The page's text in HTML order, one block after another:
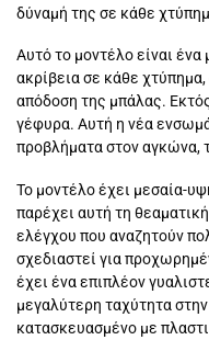
δύναμή της σε κάθε
Αυτό το μοντέλο είναι
ακρίβεια σε κάθε χτύπημα,
απόδοση της μπάλας.
γέφυρα. Αυτή η νέα
προβλήματα στον αγκώνα,
Το μοντέλο έχει μεσαία-
παρέχει αυτή τη
ελέγχου που αναζητούν
σχεδιαστεί για
έχει ένα επιπλέον
μεγαλύτερη ταχύτητα
κατασκευασμένο με